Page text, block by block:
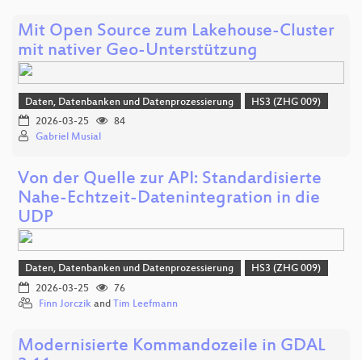
Mit Open Source zum Lakehouse-Cluster
mit nativer Geo-Unterstützung
Daten, Datenbanken und Datenprozessierung
HS3 (ZHG 009)
2026-03-25
84
Gabriel Musial
Von der Quelle zur API: Standardisierte
Nahe-Echtzeit-Datenintegration in die
UDP
Daten, Datenbanken und Datenprozessierung
HS3 (ZHG 009)
2026-03-25
76
Finn Jorczik and Tim Leefmann
Modernisierte Kommandozeile in GDAL